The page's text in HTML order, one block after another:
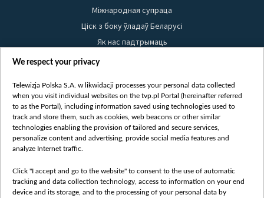
Міжнародная супраца
Ціск з боку ўладаў Беларусі
Як нас падтрымаць
Правілы выкарыстання матэрыялаў
Бяспека
Youtube
Белсат news
Белсат Shorts
Жэстачайшы мульт
Belsat English
We respect your privacy
Telewizja Polska S.A. w likwidacji processes your personal data collected
when you visit individual websites on the tvp.pl Portal (hereinafter referred
to as the Portal), including information saved using technologies used to
track and store them, such as cookies, web beacons or other similar
technologies enabling the provision of tailored and secure services,
personalize content and advertising, provide social media features and
analyze Internet traffic.
Click "I accept and go to the website" to consent to the use of automatic
tracking and data collection technology, access to information on your end
device and its storage, and to the processing of your personal data by